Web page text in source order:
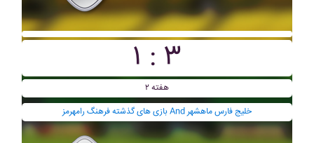
۱ : ۳
هفته ۲
بازی های گذشته فرهنگ رامهرمز And خليج فارس ماهشهر